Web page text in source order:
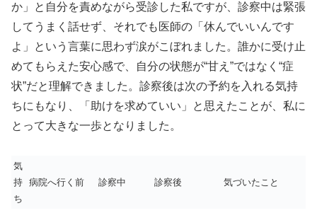
か」と自分を責めながら受診した私ですが、診察中は緊張
してうまく話せず、それでも医師の「休んでいいんです
よ」という言葉に思わず涙がこぼれました。誰かに受け止
めてもらえた安心感で、自分の状態が“甘え”ではなく“症
状”だと理解できました。診察後は次の予約を入れる気持
ちにもなり、「助けを求めていい」と思えたことが、私に
とって大きな一歩となりました。
気
持
ち
病院へ行く前 診察中 診察後 気づいたこと